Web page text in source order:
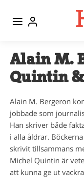
Alain M.
Quintin
Alain M. Bergeron
jobbade som
Han skriver både
i alla åldrar.
skrivit tillsammans
Michel Quintin är
att kunna ge ut